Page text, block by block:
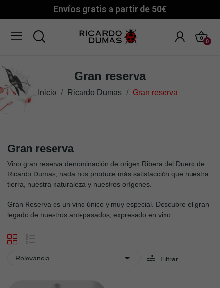
Envíos gratis a partir de 50€
0
Gran reserva
Inicio Ricardo Dumas Gran reserva
Gran reserva
Vino gran reserva denominación de origen Ribera del Duero de
Ricardo Dumas, nada nos produce más satisfacción que nuestra
tierra, nuestra naturaleza y nuestros orígenes.
Gran Reserva es un vino único y muy especial. Descubre el gran
legado de nuestros antepasados, expresado en vino.
Relevancia  Filtrar